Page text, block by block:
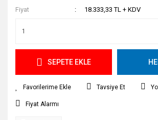
Fiyat
18.333,33 TL + KDV
SEPETE EKLE
Tavsiye Et
Fiyat Alarmı